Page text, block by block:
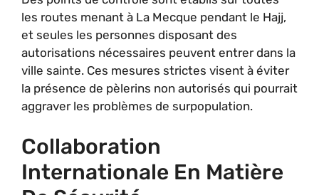
les routes menant à La Mecque pendant le Hajj,
et seules les personnes disposant des
autorisations nécessaires peuvent entrer dans la
ville sainte. Ces mesures strictes visent à éviter
la présence de pèlerins non autorisés qui pourrait
aggraver les problèmes de surpopulation.
Collaboration
Internationale En Matière